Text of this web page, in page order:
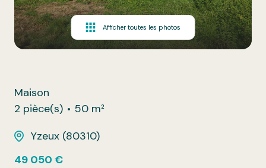
Afficher toutes les photos
Maison
2 pièce(s)
50 m²
Yzeux (80310)
49 050 €